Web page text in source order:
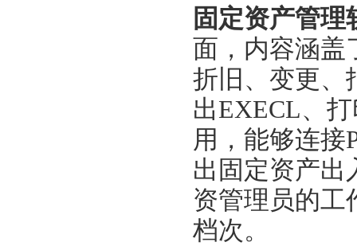
固定资产管理
面， 内容涵盖
折旧、变更、
出EXECL、
用，能够连接
出 固定资产出
资管理员的工
档次。